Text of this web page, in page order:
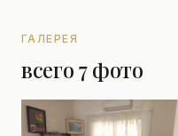
ГАЛЕРЕЯ
всего 7 фото